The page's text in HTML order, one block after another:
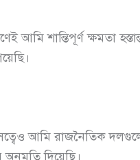
আমি শান্তিপূর্ণ ক্ষমতা
আমি রাজনৈতিক
দিয়েছি।